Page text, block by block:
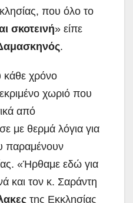
που όλο το
σκοτεινή» είπε
.
χρόνο
χωριό που
από
με θερμά λόγια για
παραμένουν
«Ήρθαμε εδώ για
και τον κ. Σαράντη
της Εκκλησίας